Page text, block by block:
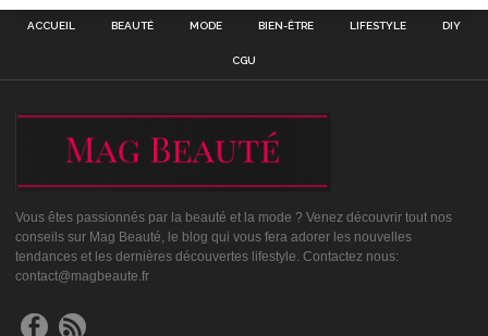
ACCUEIL BEAUTÉ MODE BIEN-ÊTRE LIFESTYLE DIY
CGU
Vous êtes passionnés par la beauté et la mode ? Venez découvrir tout nos
conseils sur Mag Beauté, le blog qui vous fera adorer les nouvelles
tendances et les dernières découvertes lifestyle. Contactez nous:
contact@magbeaute.fr